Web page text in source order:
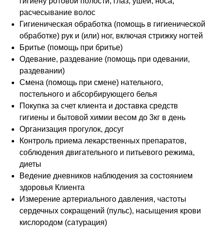
расчесывание волос
Гигиеническая обработка (помощь в гигиенической
обработке) рук и (или) ног, включая стрижку ногтей
Бритье (помощь при бритье)
Одевание, раздевание (помощь при одевании,
раздевании)
Смена (помощь при смене) нательного,
постельного и абсорбирующего белья
Покупка за счет клиента и доставка средств
гигиены и бытовой химии весом до 3кг в день
Организация прогулок, досуг
Контроль приема лекарственных препаратов,
соблюдения двигательного и питьевого режима,
диеты
Ведение дневников наблюдения за состоянием
здоровья Клиента
Измерение артериального давления, частоты
сердечных сокращений (пульс), насыщения крови
кислородом (сатурация)